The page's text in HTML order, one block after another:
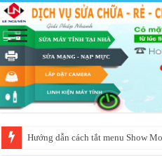
Hướng dẫn cách tắt menu Show